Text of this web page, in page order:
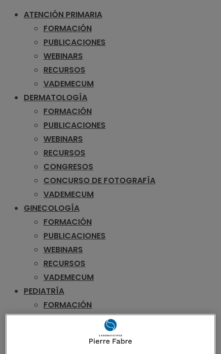
ATENCIÓN PRIMARIA
FORMACIÓN
PUBLICACIONES
WEBINARS
RECURSOS
VADEMECUM
DERMATOLOGÍA
FORMACIÓN
PUBLICACIONES
WEBINARS
RECURSOS
CONGRESOS
CONCURSO DE FOTOGRAFÍA
VADEMECUM
GINECOLOGÍA
FORMACIÓN
PUBLICACIONES
WEBINARS
RECURSOS
VADEMECUM
PEDIATRÍA
FORMACIÓN
WEBINARS
VADEMECUM